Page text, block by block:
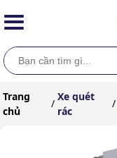
Trang
chủ
/
Xe quét
rác
/